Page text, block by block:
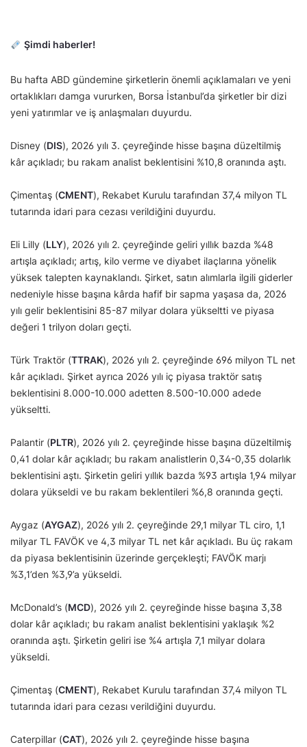
Şimdi haberler!
Bu hafta ABD gündemine şirketlerin önemli açıklamaları ve yeni
ortaklıkları damga vururken, Borsa İstanbul’da şirketler bir dizi
yeni yatırımlar ve iş anlaşmaları duyurdu.
Disney (DIS), 2026 yılı 3. çeyreğinde hisse başına düzeltilmiş
kâr açıkladı; bu rakam analist beklentisini %10,8 oranında aştı.
Çimentaş (CMENT), Rekabet Kurulu tarafından 37,4 milyon TL
tutarında idari para cezası verildiğini duyurdu.
Eli Lilly (LLY), 2026 yılı 2. çeyreğinde geliri yıllık bazda %48
artışla açıkladı; artış, kilo verme ve diyabet ilaçlarına yönelik
yüksek talepten kaynaklandı. Şirket, satın alımlarla ilgili giderler
nedeniyle hisse başına kârda hafif bir sapma yaşasa da, 2026
yılı gelir beklentisini 85-87 milyar dolara yükseltti ve piyasa
değeri 1 trilyon doları geçti.
Türk Traktör (TTRAK), 2026 yılı 2. çeyreğinde 696 milyon TL net
kâr açıkladı. Şirket ayrıca 2026 yılı iç piyasa traktör satış
beklentisini 8.000-10.000 adetten 8.500-10.000 adede
yükseltti.
Palantir (PLTR), 2026 yılı 2. çeyreğinde hisse başına düzeltilmiş
0,41 dolar kâr açıkladı; bu rakam analistlerin 0,34-0,35 dolarlık
beklentisini aştı. Şirketin geliri yıllık bazda %93 artışla 1,94 milyar
dolara yükseldi ve bu rakam beklentileri %6,8 oranında geçti.
Aygaz (AYGAZ), 2026 yılı 2. çeyreğinde 29,1 milyar TL ciro, 1,1
milyar TL FAVÖK ve 4,3 milyar TL net kâr açıkladı. Bu üç rakam
da piyasa beklentisinin üzerinde gerçekleşti; FAVÖK marjı
%3,1’den %3,9’a yükseldi.
McDonald’s (MCD), 2026 yılı 2. çeyreğinde hisse başına 3,38
dolar kâr açıkladı; bu rakam analist beklentisini yaklaşık %2
oranında aştı. Şirketin geliri ise %4 artışla 7,1 milyar dolara
yükseldi.
Çimentaş (CMENT), Rekabet Kurulu tarafından 37,4 milyon TL
tutarında idari para cezası verildiğini duyurdu.
Caterpillar (CAT), 2026 yılı 2. çeyreğinde hisse başına